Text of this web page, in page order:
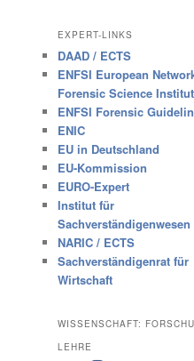
EXPERT-LINKS
DAAD / ECTS
ENFSI European
Forensic Science
ENFSI Forensic
ENIC
EU in Deutschland
EU-Kommission
EURO-Expert
Institut für
Sachverständigenwesen
NARIC / ECTS
Sachverständigenrat für
Wirtschaft
WISSENSCHAFT:
LEHRE